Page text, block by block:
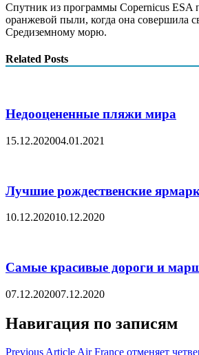
Спутник из программы Copernicus ESA
оранжевой пыли, когда она совершила
Средиземному морю.
Related Posts
Недооцененные пляжи мира
15.12.202004.01.2021
Лучшие рождественские
10.12.202010.12.2020
Самые красивые дороги и
07.12.202007.12.2020
Навигация по записям
Previous Article Air France отменяет